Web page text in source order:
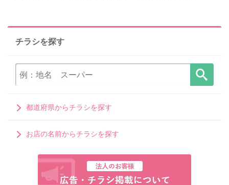
チラシを探す
都道府県からチラシを探す
お店の名前からチラシを探す